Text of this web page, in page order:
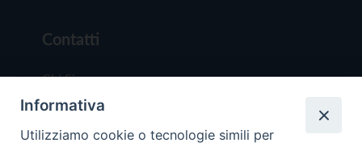
Contatti
Chi Siamo
Redazione
Scrivici
Informativa
Utilizziamo cookie o tecnologie simili per